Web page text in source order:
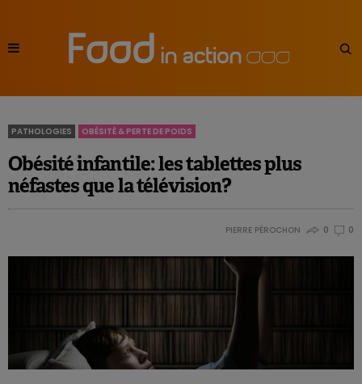
PATHOLOGIES OBÉSITÉ & PERTE DE POIDS
Obésité infantile: les tablettes plus
néfastes que la télévision?
PIERRE PÉROCHON 0 0